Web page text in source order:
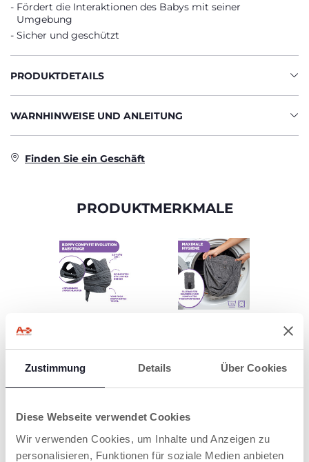
Zustimmung Details Über Cookies
Diese Webseite verwendet Cookies
Wir verwenden Cookies, um Inhalte und Anzeigen zu
personalisieren, Funktionen für soziale Medien anbieten
Fördert die Interaktionen des Babys mit seiner
Umgebung
Sicher und geschützt
PRODUKTDETAILS
WARNHINWEISE UND ANLEITUNG
Finden Sie ein Geschäft
PRODUKTMERKMALE